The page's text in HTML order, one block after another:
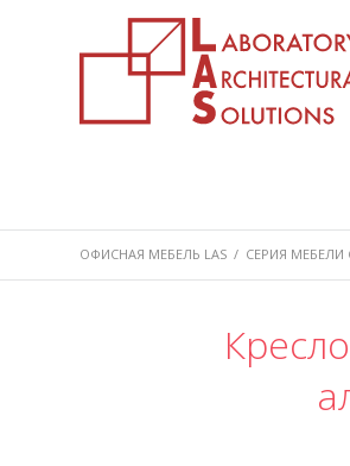
ОФИСНАЯ МЕБЕЛЬ LAS / СЕРИЯ МЕБЕЛИ